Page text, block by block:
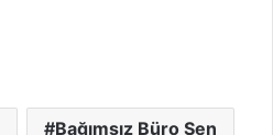
Bağımsız Büro Sen